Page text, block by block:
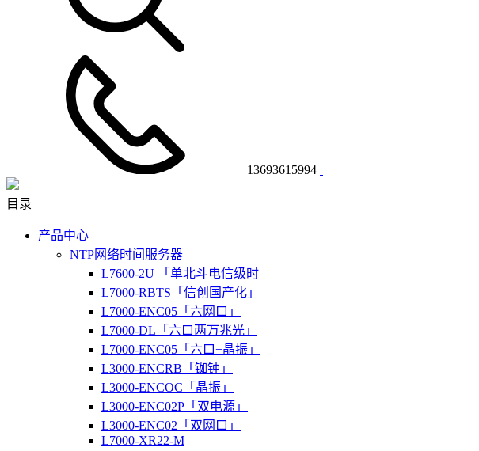
13693615994
目录
产品中心
NTP网络时间服务器
L7600-2U 「单北斗电信级时
L7000-RBTS「信创国产化」
L7000-ENC05「六网口」
L7000-DL「六口两万兆光」
L7000-ENC05「六口+晶振」
L3000-ENCRB「铷钟」
L3000-ENCOC「晶振」
L3000-ENC02P「双电源」
L3000-ENC02「双网口」
L7000-XR22-M